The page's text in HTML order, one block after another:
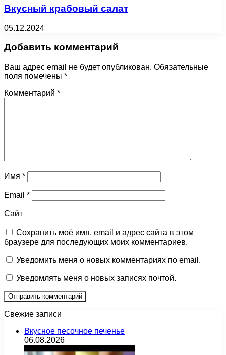
Вкусный крабовый салат
05.12.2024
Добавить комментарий
Ваш адрес email не будет опубликован. Обязательные
поля помечены *
Комментарий *
Имя *
Email *
Сайт
Сохранить моё имя, email и адрес сайта в этом
браузере для последующих моих комментариев.
Уведомить меня о новых комментариях по email.
Уведомлять меня о новых записях почтой.
Свежие записи
Вкусное песочное печенье
06.08.2026